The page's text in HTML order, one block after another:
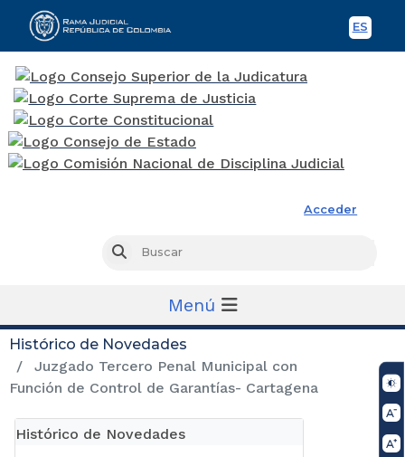
ES
Acceder
Buscar
Menú
Histórico de Novedades
Juzgado Tercero Penal Municipal con
Función de Control de Garantías- Cartagena
Histórico de Novedades